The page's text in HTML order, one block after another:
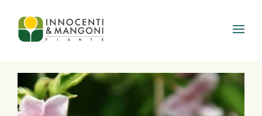
Skip to main content